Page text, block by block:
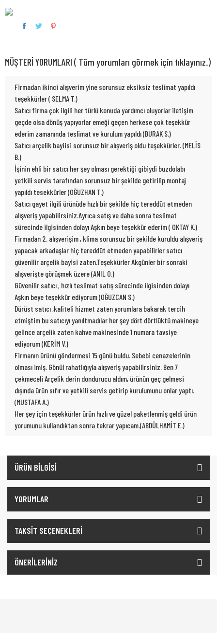
MÜŞTERİ YORUMLARI ( Tüm yorumları görmek için tıklayınız.)
Firmadan ikinci alışverim yine sorunsuz eksiksiz teslimat yapıldı
teşekkürler ( SELMA T.)
Satıcı firma çok ilgili her türlü konuda yardımcı oluyorlar iletişim
geçde olsa dönüş yapıyorlar emeği geçen herkese çok teşekkür
ederim zamanında teslimat ve kurulum yapıldı (BURAK S.)
Satıcı arçelik bayiisi sorunsuz bir alışveriş oldu teşekkürler. (MELİS
B.)
İşinin ehli bir satıcı her şey olması gerektiği gibiydi buzdolabı
yetkili servis tarafından sorunsuz bir şekilde getirilip montaj
yapıldı tesekkürler (OĞUZHAN T.)
Satıcı gayet ilgili ürünüde hızlı bir şekilde hiç tereddüt etmeden
alışveriş yapabilirsiniz.Ayrıca satış ve daha sonra teslimat
sürecinde ilgisinden dolayı Aşkın beye teşekkür ederim ( OKTAY K.)
Firmadan 2. alışverişim , klima sorunsuz bir şekilde kuruldu alışveriş
yapacak arkadaşlar hiç tereddüt etmeden yapabilirler satıcı
güvenilir arçelik bayisi zaten.Teşekkürler Akgünler bir sonraki
alışverişte görüşmek üzere (ANIL O.)
Güvenilir satıcı , hızlı teslimat satış sürecinde ilgisinden dolayı
Aşkın beye teşekkür ediyorum (OĞUZCAN S.)
Dürüst satıcı ,kaliteli hizmet zaten yorumlara bakarak tercih
etmiştim bu satıcıyı yanıltmadılar her şey dört dörtlüktü makineye
gelince arçelik zaten kahve makinesinde 1 numara tavsiye
ediyorum (KERİM V.)
Firmanın ürünü göndermesi 15 günü buldu. Sebebi cenazelerinin
olması imiş. Gönül rahatlığıyla alışveriş yapabilirsiniz. Ben 7
çekmeceli Arçelik derin dondurucu aldım, ürünün geç gelmesi
dışında ürün sıfır ve yetkili servis getirip kurulumunu onlar yaptı.
(MUSTAFA A.)
Her şey için teşekkürler ürün hızlı ve güzel paketlenmiş geldi ürün
yorumunu kullandıktan sonra tekrar yapıcam.(ABDÜLHAMİT E.)
ÜRÜN BİLGİSİ
YORUMLAR
TAKSİT SEÇENEKLERİ
ÖNERİLERİNİZ